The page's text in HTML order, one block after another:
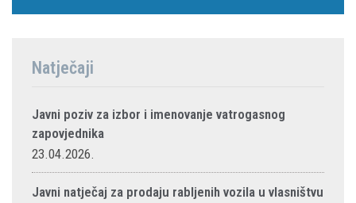
Natječaji
Javni poziv za izbor i imenovanje vatrogasnog
zapovjednika
23.04.2026.
Javni natječaj za prodaju rabljenih vozila u vlasništvu